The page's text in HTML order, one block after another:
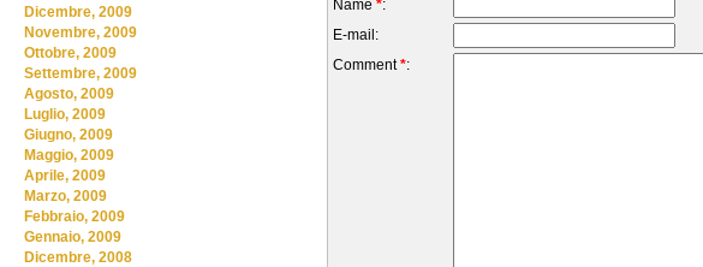
Name *:
E-mail:
Comment*:
Dicembre, 2009
Novembre, 2009
Ottobre, 2009
Settembre, 2009
Agosto, 2009
Luglio, 2009
Giugno, 2009
Maggio, 2009
Aprile, 2009
Marzo, 2009
Febbraio, 2009
Gennaio, 2009
Dicembre, 2008